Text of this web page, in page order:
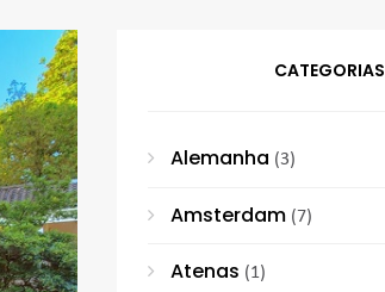
CATEGORIAS
Alemanha (3)
Amsterdam (7)
Atenas (1)